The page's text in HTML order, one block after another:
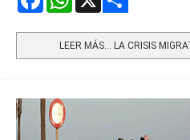
LEER MÁS… LA CRISIS